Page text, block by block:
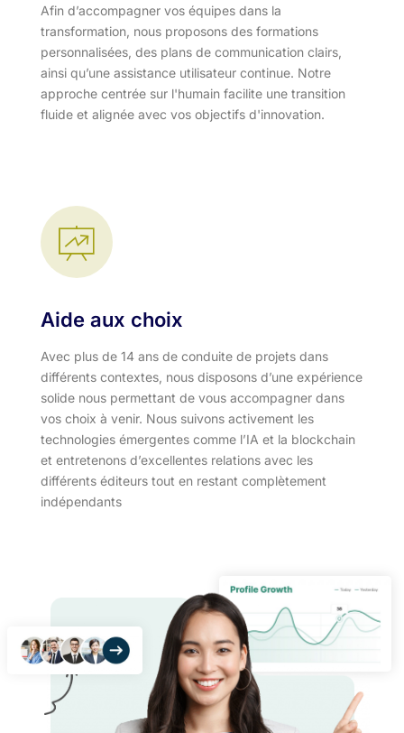
Afin d’accompagner vos équipes dans la
transformation, nous proposons des formations
personnalisées, des plans de communication clairs,
ainsi qu’une assistance utilisateur continue. Notre
approche centrée sur l'humain facilite une transition
fluide et alignée avec vos objectifs d'innovation.​
Aide aux choix
Avec plus de 14 ans de conduite de projets dans
différents contextes, nous disposons d’une expérience
solide nous permettant de vous accompagner dans
vos choix à venir. Nous suivons activement les
technologies émergentes comme l’IA et la blockchain
et entretenons d’excellentes relations avec les
différents éditeurs tout en restant complètement
indépendants